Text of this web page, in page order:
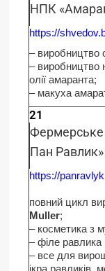
НПК
https://
– виробництво
– виробництво
олії амаранта;
– макуха
21
Фермерське
Пан Равлик»
https://
повний цикл
Muller;
– косметика з
– філе
– все для
ікра равликів,